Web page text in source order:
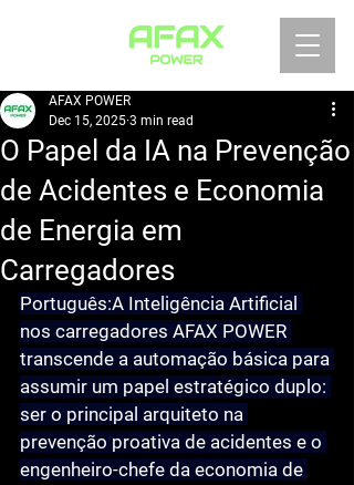
O Papel da IA na Prevenção
de Acidentes e Economia
de Energia em
Carregadores
AFAX POWER
Dec 15, 2025 3 min read
Português:A Inteligência Artificial
nos carregadores AFAX POWER
transcende a automação básica para
assumir um papel estratégico duplo:
ser o principal arquiteto na
prevenção proativa de acidentes e o
engenheiro-chefe da economia de